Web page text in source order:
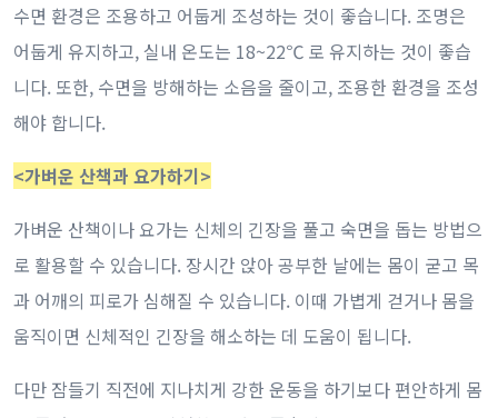
수면 환경은 조용하고 어둡게 조성하는 것이 좋습니다. 조명은
어둡게 유지하고, 실내 온도는 18~22℃ 로 유지하는 것이 좋습
니다. 또한, 수면을 방해하는 소음을 줄이고, 조용한 환경을 조성
해야 합니다.
<가벼운 산책과 요가하기>
가벼운 산책이나 요가는 신체의 긴장을 풀고 숙면을 돕는 방법으
로 활용할 수 있습니다. 장시간 앉아 공부한 날에는 몸이 굳고 목
과 어깨의 피로가 심해질 수 있습니다. 이때 가볍게 걷거나 몸을
움직이면 신체적인 긴장을 해소하는 데 도움이 됩니다.
다만 잠들기 직전에 지나치게 강한 운동을 하기보다 편안하게 몸